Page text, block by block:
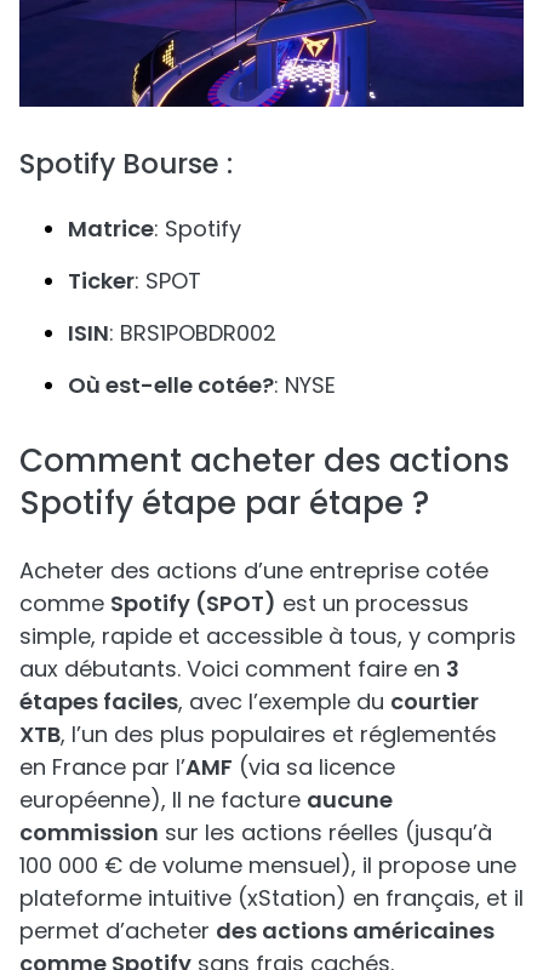
Spotify Bourse :
Matrice: Spotify
Ticker: SPOT
ISIN: BRS1POBDR002
Où est-elle cotée?: NYSE
Comment acheter des actions
Spotify étape par étape ?
Acheter des actions d’une entreprise cotée
comme Spotify (SPOT) est un processus
simple, rapide et accessible à tous, y compris
aux débutants. Voici comment faire en 3
étapes faciles, avec l’exemple du courtier
XTB, l’un des plus populaires et réglementés
en France par l’AMF (via sa licence
européenne), Il ne facture aucune
commission sur les actions réelles (jusqu’à
100 000 € de volume mensuel), il propose une
plateforme intuitive (xStation) en français, et il
permet d’acheter des actions américaines
comme Spotify sans frais cachés.